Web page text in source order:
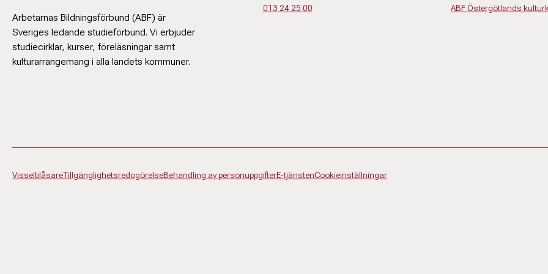
Arbetarnas Bildningsförbund (ABF) är
Sveriges ledande studieförbund. Vi erbjuder
studiecirklar, kurser, föreläsningar samt
kulturarrangemang i alla landets kommuner.
013 24 25 00
ABF Östergötlands
VisselblåsareTillgänglighetsredogörelseBehandling av personuppgifterE-tjänstenCookieinställningar